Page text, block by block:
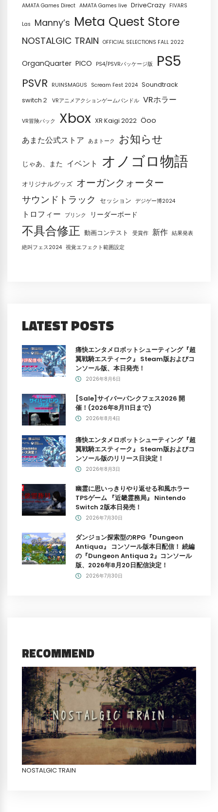
AMATA Games Direct AMATA Games live DriveCrazy FIVARS
Las Manny’s Meta Quest Store
NOSTALGIC TRAIN OFFICIAL SELECTIONS FALL 2022
OrganQuarter PICO PS4/PSVRパッケージ版 PS5
PSVR RUINSMAGUS Scream Fest 2024 Soundtrack
switch２
VRアニメアクションゲームバンドル VRホラー
VR冒険パック Xbox XR Kaigi 2022 Öoo
あまた公式ストア あまトーク お知らせ
じゃあ、また イベント オノゴロ物語
オリジナルグッズ オーガンクォーター
サウンドトラック セッション デジゲー博2024
トロフィー ブリンク リーダーボード
不具合修正 動画コンテスト 受賞作 新作 結果発表
絶叫フェス2024 視覚エフェクト範囲設定
LATEST POSTS
痛快エンタメロボットシューティング『超
翼戦騎エスティーク』 Steam版およびコ
ンソール版、本日発売！
2026年8月6日
[Sale]サイバーパンクフェス2026 開
催！(2026年8月11日まで)
2026年8月4日
痛快エンタメロボットシューティング『超
翼戦騎エスティーク』 Steam版およびコ
ンソール版のリリース日決定！
2026年8月3日
幽霊に思いっきりやり返せる和風ホラー
TPSゲーム 『近畿霊務局』 Nintendo
Switch 2版本日発売！
2026年7月30日
ダンジョン探索型のRPG『Dungeon
Antiqua』 コンソール版本日配信！ 続編
の『Dungeon Antiqua 2』コンソール
版、2026年8月20日配信決定！
2026年7月30日
RECOMMEND
NOSTALGIC TRAIN